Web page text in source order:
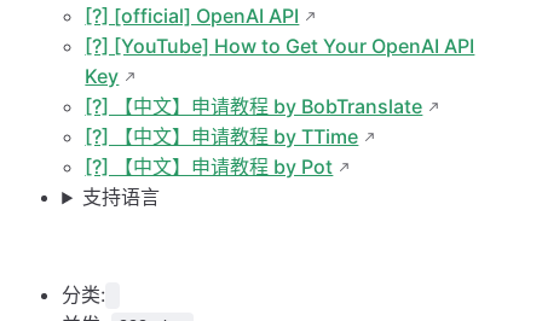
[?] [official] OpenAI API
[?] [YouTube] How to Get Your OpenAI API
Key
[?] 【中文】申请教程 by BobTranslate
[?] 【中文】申请教程 by TTime
[?] 【中文】申请教程 by Pot
支持语言
分类: